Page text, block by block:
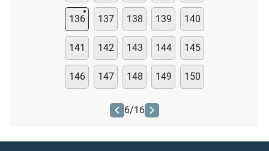
136 137 138 139 140
141 142 143 144 145
146 147 148 149 150
6/16